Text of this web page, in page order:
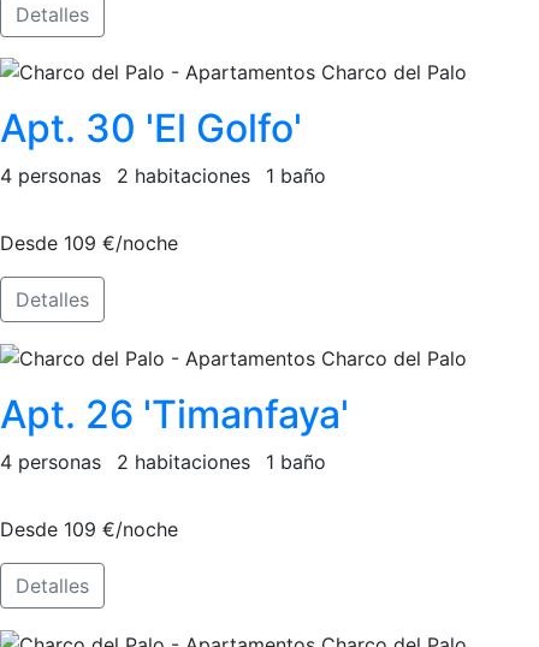
Detalles
Apt. 30 'El Golfo'
4 personas 2 habitaciones 1 baño
Desde 109 €/noche
Detalles
Apt. 26 'Timanfaya'
4 personas 2 habitaciones 1 baño
Desde 109 €/noche
Detalles